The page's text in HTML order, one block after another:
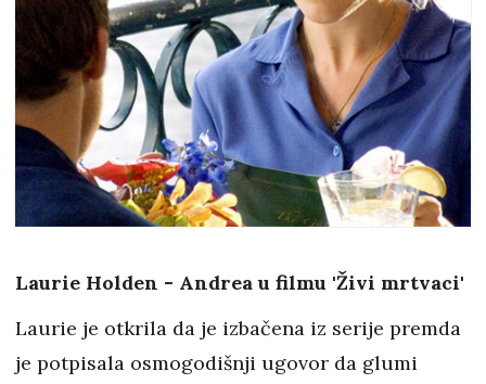
Laurie Holden - Andrea u filmu 'Živi mrtvaci'
Laurie je otkrila da je izbačena iz serije premda
je potpisala osmogodišnji ugovor da glumi